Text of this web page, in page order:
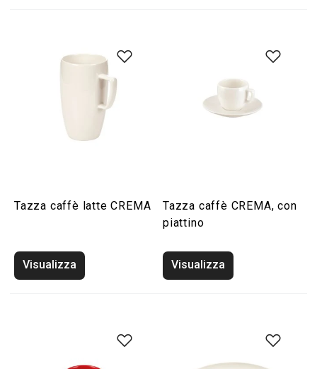
Tazza caffè latte CREMA
Visualizza
Tazza caffè CREMA, con
piattino
Visualizza